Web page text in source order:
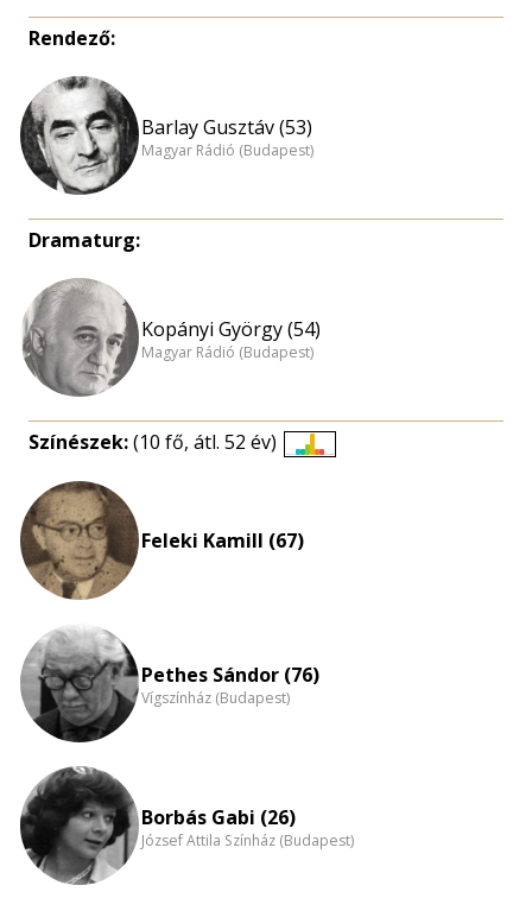
Rendező:
Barlay Gusztáv (53)
Magyar Rádió (Budapest)
Dramaturg:
Kopányi György (54)
Magyar Rádió (Budapest)
Színészek:(10 fő, átl. 52 év)
Feleki Kamill (67)
Pethes Sándor (76)
Vígszínház (Budapest)
Borbás Gabi (26)
József Attila Színház (Budapest)